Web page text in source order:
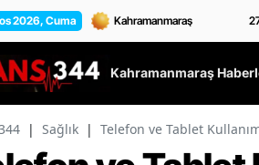
2026, Cuma
Kahramanmaraş
| Sağlık | Telefon ve Tablet